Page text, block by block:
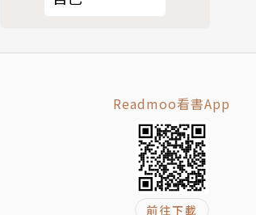
Readmoo看書App
前往下載